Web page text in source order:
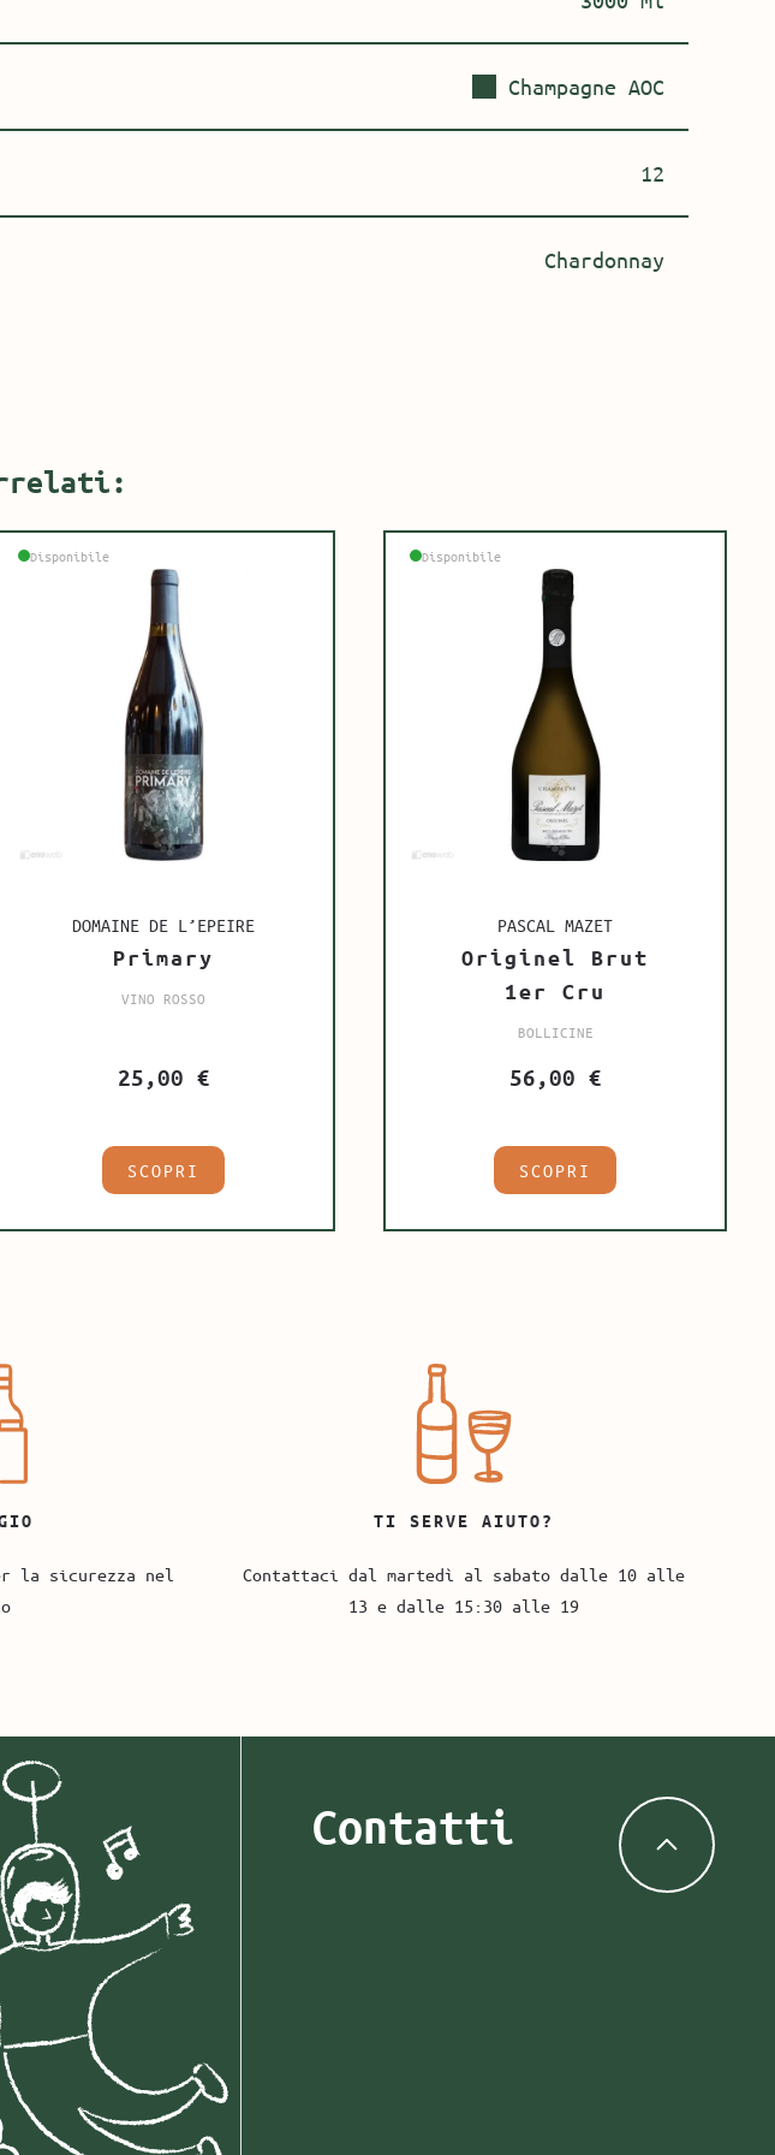
Champagne AOC
12
Chardonnay
DOMAINE DE L’EPEIRE
Primary
Disponibile
VINO ROSSO
25,00 €
SCOPRI
PASCAL MAZET
Originel Brut
1er Cru
Disponibile
BOLLICINE
56,00 €
SCOPRI
la sicurezza nel
TI SERVE AIUTO?
Contattaci dal martedì al sabato dalle 10 alle
13 e dalle 15:30 alle 19
Contatti